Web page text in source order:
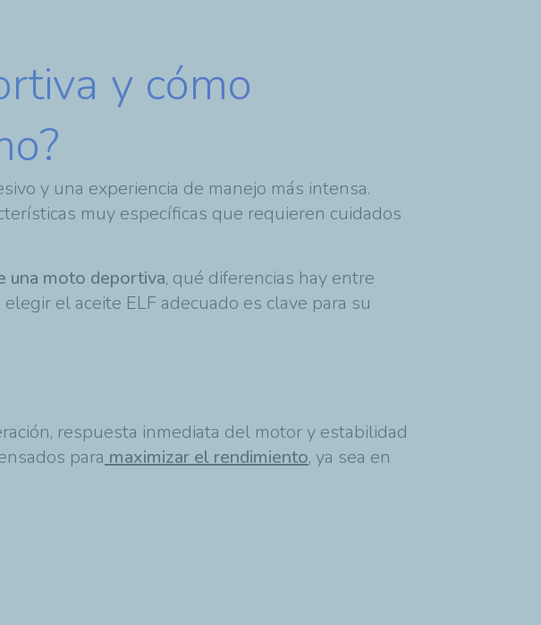
y cómo
y una experiencia de manejo más intensa.
muy específicas que requieren cuidados
una moto deportiva, qué diferencias hay entre
el aceite ELF adecuado es clave para su
respuesta inmediata del motor y estabilidad
para maximizar el rendimiento, ya sea en